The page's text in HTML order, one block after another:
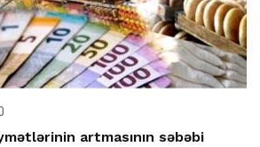
artmasının səbəbi